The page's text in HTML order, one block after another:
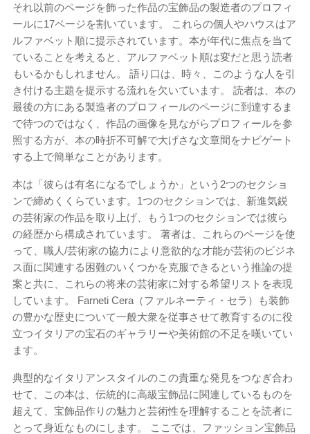
それ以前のページを飾った作品の宝飾品の製造者のプロフィ
ールに17ページを割いています。 これらの個人やハウスはア
ルファベット順に提示されています。本が年代に焦点を当て
ていることを考えると、アルファベット順は変だと思う読者
もいるかもしれません。 語り口は、時々、このような人を引
き付ける主題を提示する流れを欠いています。 読者は、本の
最後の方にある製造者のプロフィールのページに到達するま
で待つのではなく、作品の画像を見ながらプロフィールを参
照する方が、本の時折不可解で大げさな文章間をナビゲート
する上で簡単なことがあります。
本は「彼らは有名になるでしょうか」という2つのセクショ
ンで締めくくらています。1つのセクションでは、新進気鋭
の芸術家の作品を取り上げ、もう1つのセクションでは彼ら
の経歴から構成されています。 著者は、これらのページを使
って、職人/芸術家の協力により意欲的な才能が芸術のビジネ
ス面に関連する困難のいくつかを克服できるという推論の提
案と共に、これらの将来の芸術家に対する希望リストを表現
しています。 Farneti Cera（ファルネーティ・セラ）も装飾
の豊かな歴史について一般大衆を従事させて教育するのに役
立つイタリアの宝石のギャラリーや美術館の不足を嘆いてい
ます。
典型的なイタリアンスタイルのこの貴重な発見をつなぎ合わ
せて、この本は、伝統的に高級宝飾品に関連しているものを
超えて、宝飾品作りの魅力と芸術性を理解することを読者に
とって身近なものにします。 ここでは、ファッション宝飾品